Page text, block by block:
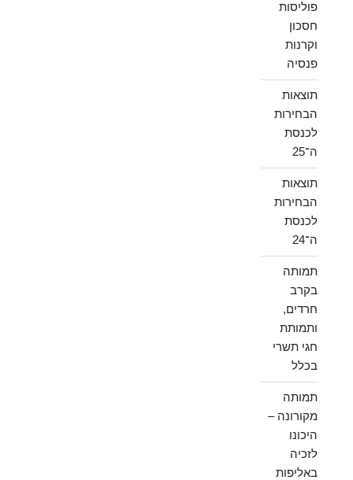
פוליסות
חסכון
וקרנות
פנסיה
תוצאות
הבחירות
לכנסת
ה־25
תוצאות
הבחירות
לכנסת
ה־24
תמותה
בקרב
חרדים,
ותמותת
חגי תשרי
בכלל
תמותה
מקורונה –
היכונו
לזכיה
באליפות